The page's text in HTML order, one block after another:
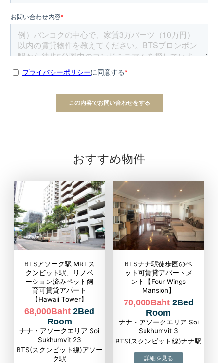
おすすめ物件
BTSアソーク駅 MRTス
クンビット駅、リノベ
ーション済みペット飼
育可賃貸アパート
【Hawaii Tower】
68,000Baht2Bed
Room
ナナ・アソークエリア Soi
Sukhumvit 23
BTS(スクンビット線)アソー
ク駅
BTSナナ駅徒歩圏のペ
ット可賃貸アパートメ
ント【Four Wings
Mansion】
70,000Baht 2Bed
Room
ナナ・アソークエリア Soi
Sukhumvit 3
BTS(スクンビット線)ナナ駅